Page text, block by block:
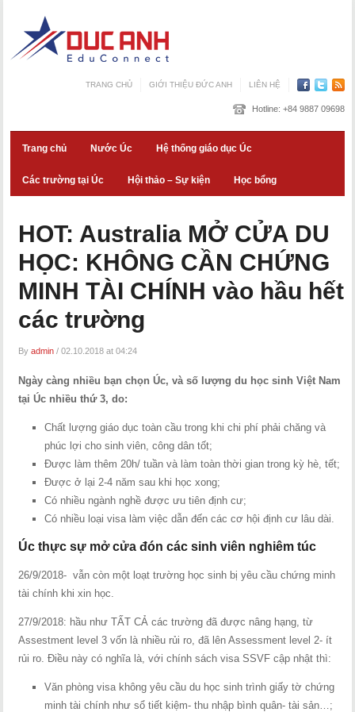
TRANG CHỦ GIỚI THIỆU ĐỨC ANH LIÊN HỆ
Hotline: +84 9887 09698
Trang chủ Nước Úc Hệ thống giáo dục Úc
Các trường tại Úc Hội thảo – Sự kiện Học bổng
HOT: Australia MỞ CỬA DU
HỌC: KHÔNG CẦN CHỨNG
MINH TÀI CHÍNH vào hầu hết
các trường
Byadmin /02.10.2018 at 04:24
Ngày càng nhiều bạn chọn Úc, và số lượng du học sinh Việt Nam
tại Úc nhiều thứ 3, do:
Chất lượng giáo dục toàn cầu trong khi chi phí phải chăng và
phúc lợi cho sinh viên, công dân tốt;
Được làm thêm 20h/ tuần và làm toàn thời gian trong kỳ hè, tết;
Được ở lại 2-4 năm sau khi học xong;
Có nhiều ngành nghề được ưu tiên định cư;
Có nhiều loại visa làm việc dẫn đến các cơ hội định cư lâu dài.
Úc thực sự mở cửa đón các sinh viên nghiêm túc
26/9/2018- vẫn còn một loạt trường học sinh bị yêu cầu chứng minh
tài chính khi xin học.
27/9/2018: hầu như TẤT CẢ các trường đã được nâng hạng, từ
Assestment level 3 vốn là nhiều rủi ro, đã lên Assessment level 2- ít
rủi ro. Điều này có nghĩa là, với chính sách visa SSVF cập nhật thì:
Văn phòng visa không yêu cầu du học sinh trình giấy tờ chứng
minh tài chính như sổ tiết kiệm- thu nhập bình quân- tài sản…;